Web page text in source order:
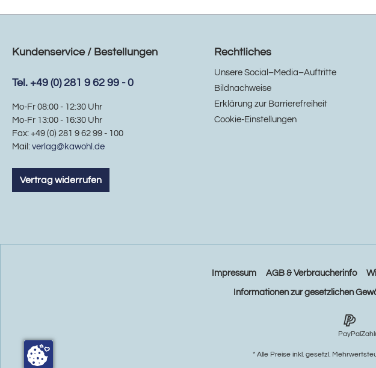
Kundenservice / Bestellungen
Tel. +49 (0) 281 9 62 99 - 0
Mo-Fr 08:00 - 12:30 Uhr
Mo-Fr 13:00 - 16:30 Uhr
Fax: +49 (0) 281 9 62 99 - 100
Mail: verlag@kawohl.de
Vertrag widerrufen
Rechtliches
Unsere Social–Media–Auftritte
Bildnachweise
Erklärung zur Barrierefreiheit
Cookie-Einstellungen
Impressum AGB & Verbraucherinfo
Informationen zur gesetzlichen
PayPal
* Alle Preise inkl. gesetzl.